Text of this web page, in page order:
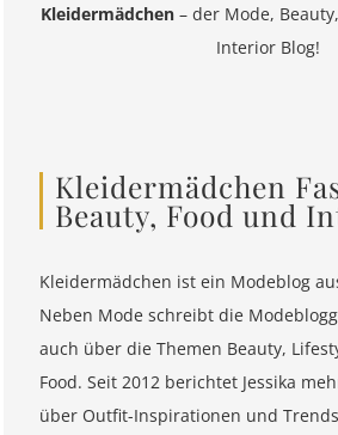
Kleidermädchen – der Mode,
Interior Blog!
Kleidermädchen
Beauty, Food und
Kleidermädchen ist ein Modeblog
Neben Mode schreibt die
auch über die Themen Beauty,
Food. Seit 2012 berichtet Jessika
über Outfit-Inspirationen und